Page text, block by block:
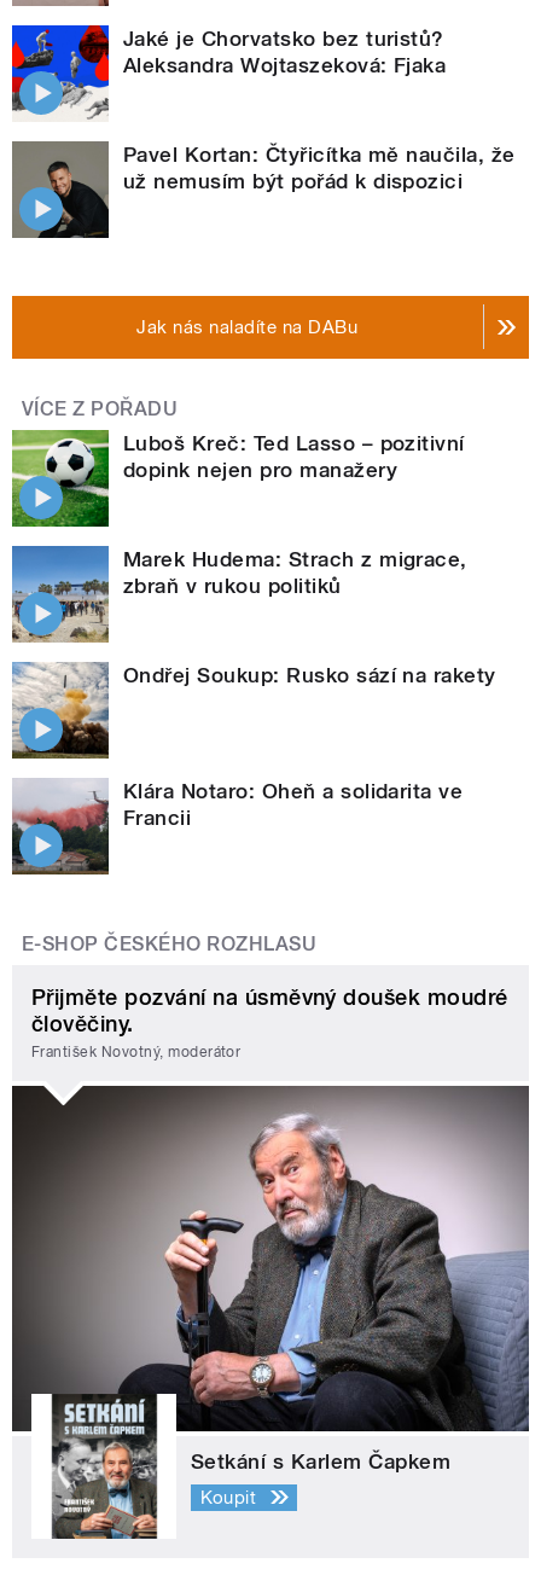
Jaké je Chorvatsko bez turistů?
Aleksandra Wojtaszeková: Fjaka
Pavel Kortan: Čtyřicítka mě naučila, že
už nemusím být pořád k dispozici
Jak nás naladíte na DABu
VÍCE Z POŘADU
Luboš Kreč: Ted Lasso – pozitivní
dopink nejen pro manažery
Marek Hudema: Strach z migrace,
zbraň v rukou politiků
Ondřej Soukup: Rusko sází na rakety
Klára Notaro: Oheň a solidarita ve
Francii
E-SHOP ČESKÉHO ROZHLASU
Přijměte pozvání na úsměvný doušek moudré
člověčiny.
František Novotný, moderátor
Setkání s Karlem Čapkem
Koupit